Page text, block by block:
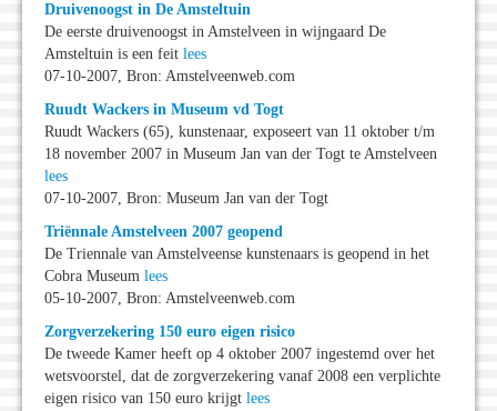
Druivenoogst in De Amsteltuin
De eerste druivenoogst in Amstelveen in wijngaard De
Amsteltuin is een feit lees
07-10-2007, Bron: Amstelveenweb.com
Ruudt Wackers in Museum vd Togt
Ruudt Wackers (65), kunstenaar, exposeert van 11 oktober t/m
18 november 2007 in Museum Jan van der Togt te Amstelveen
lees
07-10-2007, Bron: Museum Jan van der Togt
Triënnale Amstelveen 2007 geopend
De Triennale van Amstelveense kunstenaars is geopend in het
Cobra Museum lees
05-10-2007, Bron: Amstelveenweb.com
Zorgverzekering 150 euro eigen risico
De tweede Kamer heeft op 4 oktober 2007 ingestemd over het
wetsvoorstel, dat de zorgverzekering vanaf 2008 een verplichte
eigen risico van 150 euro krijgt lees